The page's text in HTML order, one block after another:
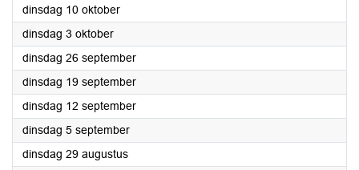
dinsdag 10 oktober2023
dinsdag 3 oktober2023
dinsdag 26 september2023
dinsdag 19 september2023
dinsdag 12 september2023
dinsdag 5 september2023
dinsdag 29 augustus2023